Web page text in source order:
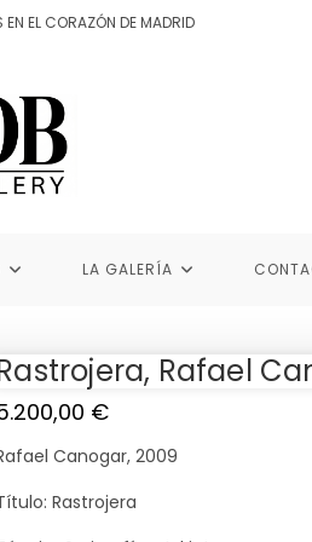
EL CORAZÓN DE MADRID
LA GALERÍA
Rafael
€
Canogar, 2009
Rastrojera